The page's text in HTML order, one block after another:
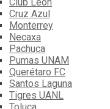
Club León
Cruz Azul
Monterrey
Necaxa
Pachuca
Pumas UNAM
Querétaro FC
Santos Laguna
Tigres UANL